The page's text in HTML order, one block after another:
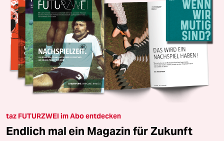
taz FUTURZWEI im Abo entdecken
Endlich mal ein Magazin für Zukunft